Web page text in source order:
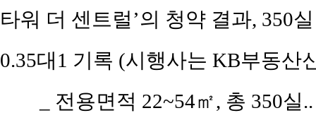
타워 더 센트럴’의 청약 결과, 350
0.35대1 기록 (시행사는 KB부동산
전용면적 22~54㎡, 총 350실..